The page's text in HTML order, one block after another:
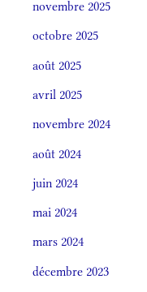
novembre 2025
octobre 2025
août 2025
avril 2025
novembre 2024
août 2024
juin 2024
mai 2024
mars 2024
décembre 2023